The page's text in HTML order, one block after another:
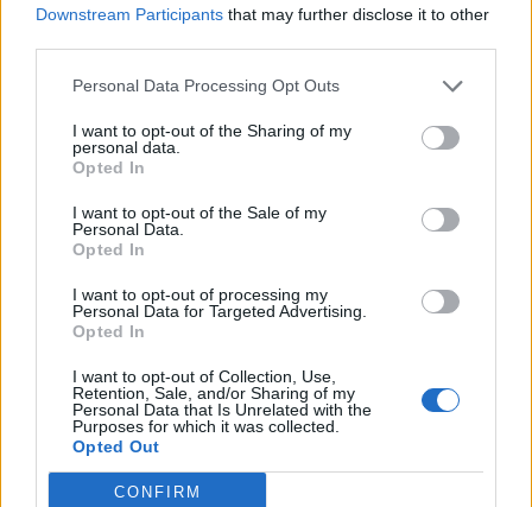
Downstream Participants that may further disclose it to other
Personal Data Processing Opt Outs
I want to opt-out of the Sharing of my
personal data.
Opted In
I want to opt-out of the Sale of my
Personal Data.
Opted In
I want to opt-out of processing my
Personal Data for Targeted Advertising.
Opted In
I want to opt-out of Collection, Use,
Retention, Sale, and/or Sharing of my
Personal Data that Is Unrelated with the
Purposes for which it was collected.
Opted Out
CONFIRM
ALTRE NOTIZIE DI CASTELVECCANA